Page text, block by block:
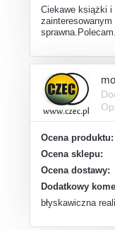
Ciekawe książki i
zainteresowanym
sprawna.Polecam.
Ocena produktu:
Ocena sklepu:
Ocena dostawy:
Dodatkowy
błyskawiczna